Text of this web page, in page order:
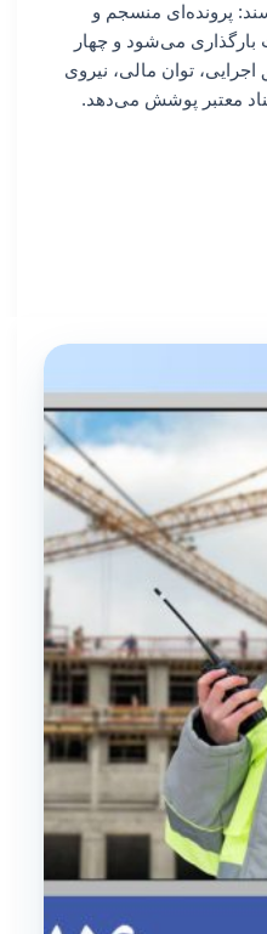
پرونده‌ای منسجم و
می‌شود و چهار
توان مالی، نیروی
معتبر پوشش می‌دهد.